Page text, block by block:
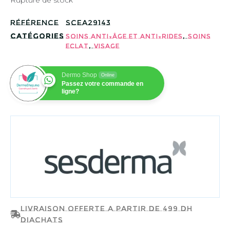
Référence
SCEA29143
Catégories Soins Anti-âge et Anti-rides,Soins
eclat,Visage
Dermo Shop Online
Passez votre commande en
ligne?
SESDERMA
Livraison offerte a partir de 499 dh
d'achats